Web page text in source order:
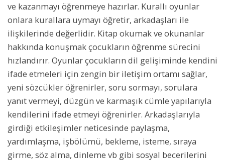
ve kazanmayı öğrenmeye hazırlar. Kurallı oyunlar
onlara kurallara uymayı öğretir, arkadaşları ile
ilişkilerinde değerlidir. Kitap okumak ve okunanlar
hakkında konuşmak çocukların öğrenme sürecini
hızlandırır. Oyunlar çocukların dil gelişiminde kendini
ifade etmeleri için zengin bir iletişim ortamı sağlar,
yeni sözcükler öğrenirler, soru sormayı, sorulara
yanıt vermeyi, düzgün ve karmaşık cümle yapılarıyla
kendilerini ifade etmeyi öğrenirler. Arkadaşlarıyla
girdiği etkileşimler neticesinde paylaşma,
yardımlaşma, işbölümü, bekleme, isteme, sıraya
girme, söz alma, dinleme vb gibi sosyal becerilerini